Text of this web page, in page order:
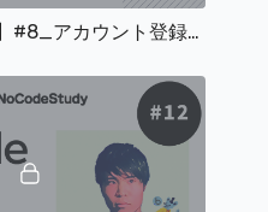
【Bubble基礎編】#8_アカウント登録方法